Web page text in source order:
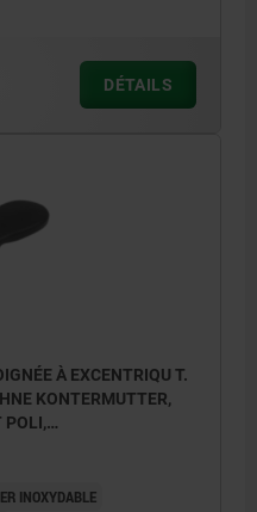
DÉTAILS
À EXCENTRIQU T.
KONTERMUTTER,
POLI,
INOXYDABLE